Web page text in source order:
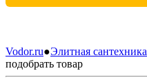
Vodor.ru●Элитная сантехника
подобрать товар